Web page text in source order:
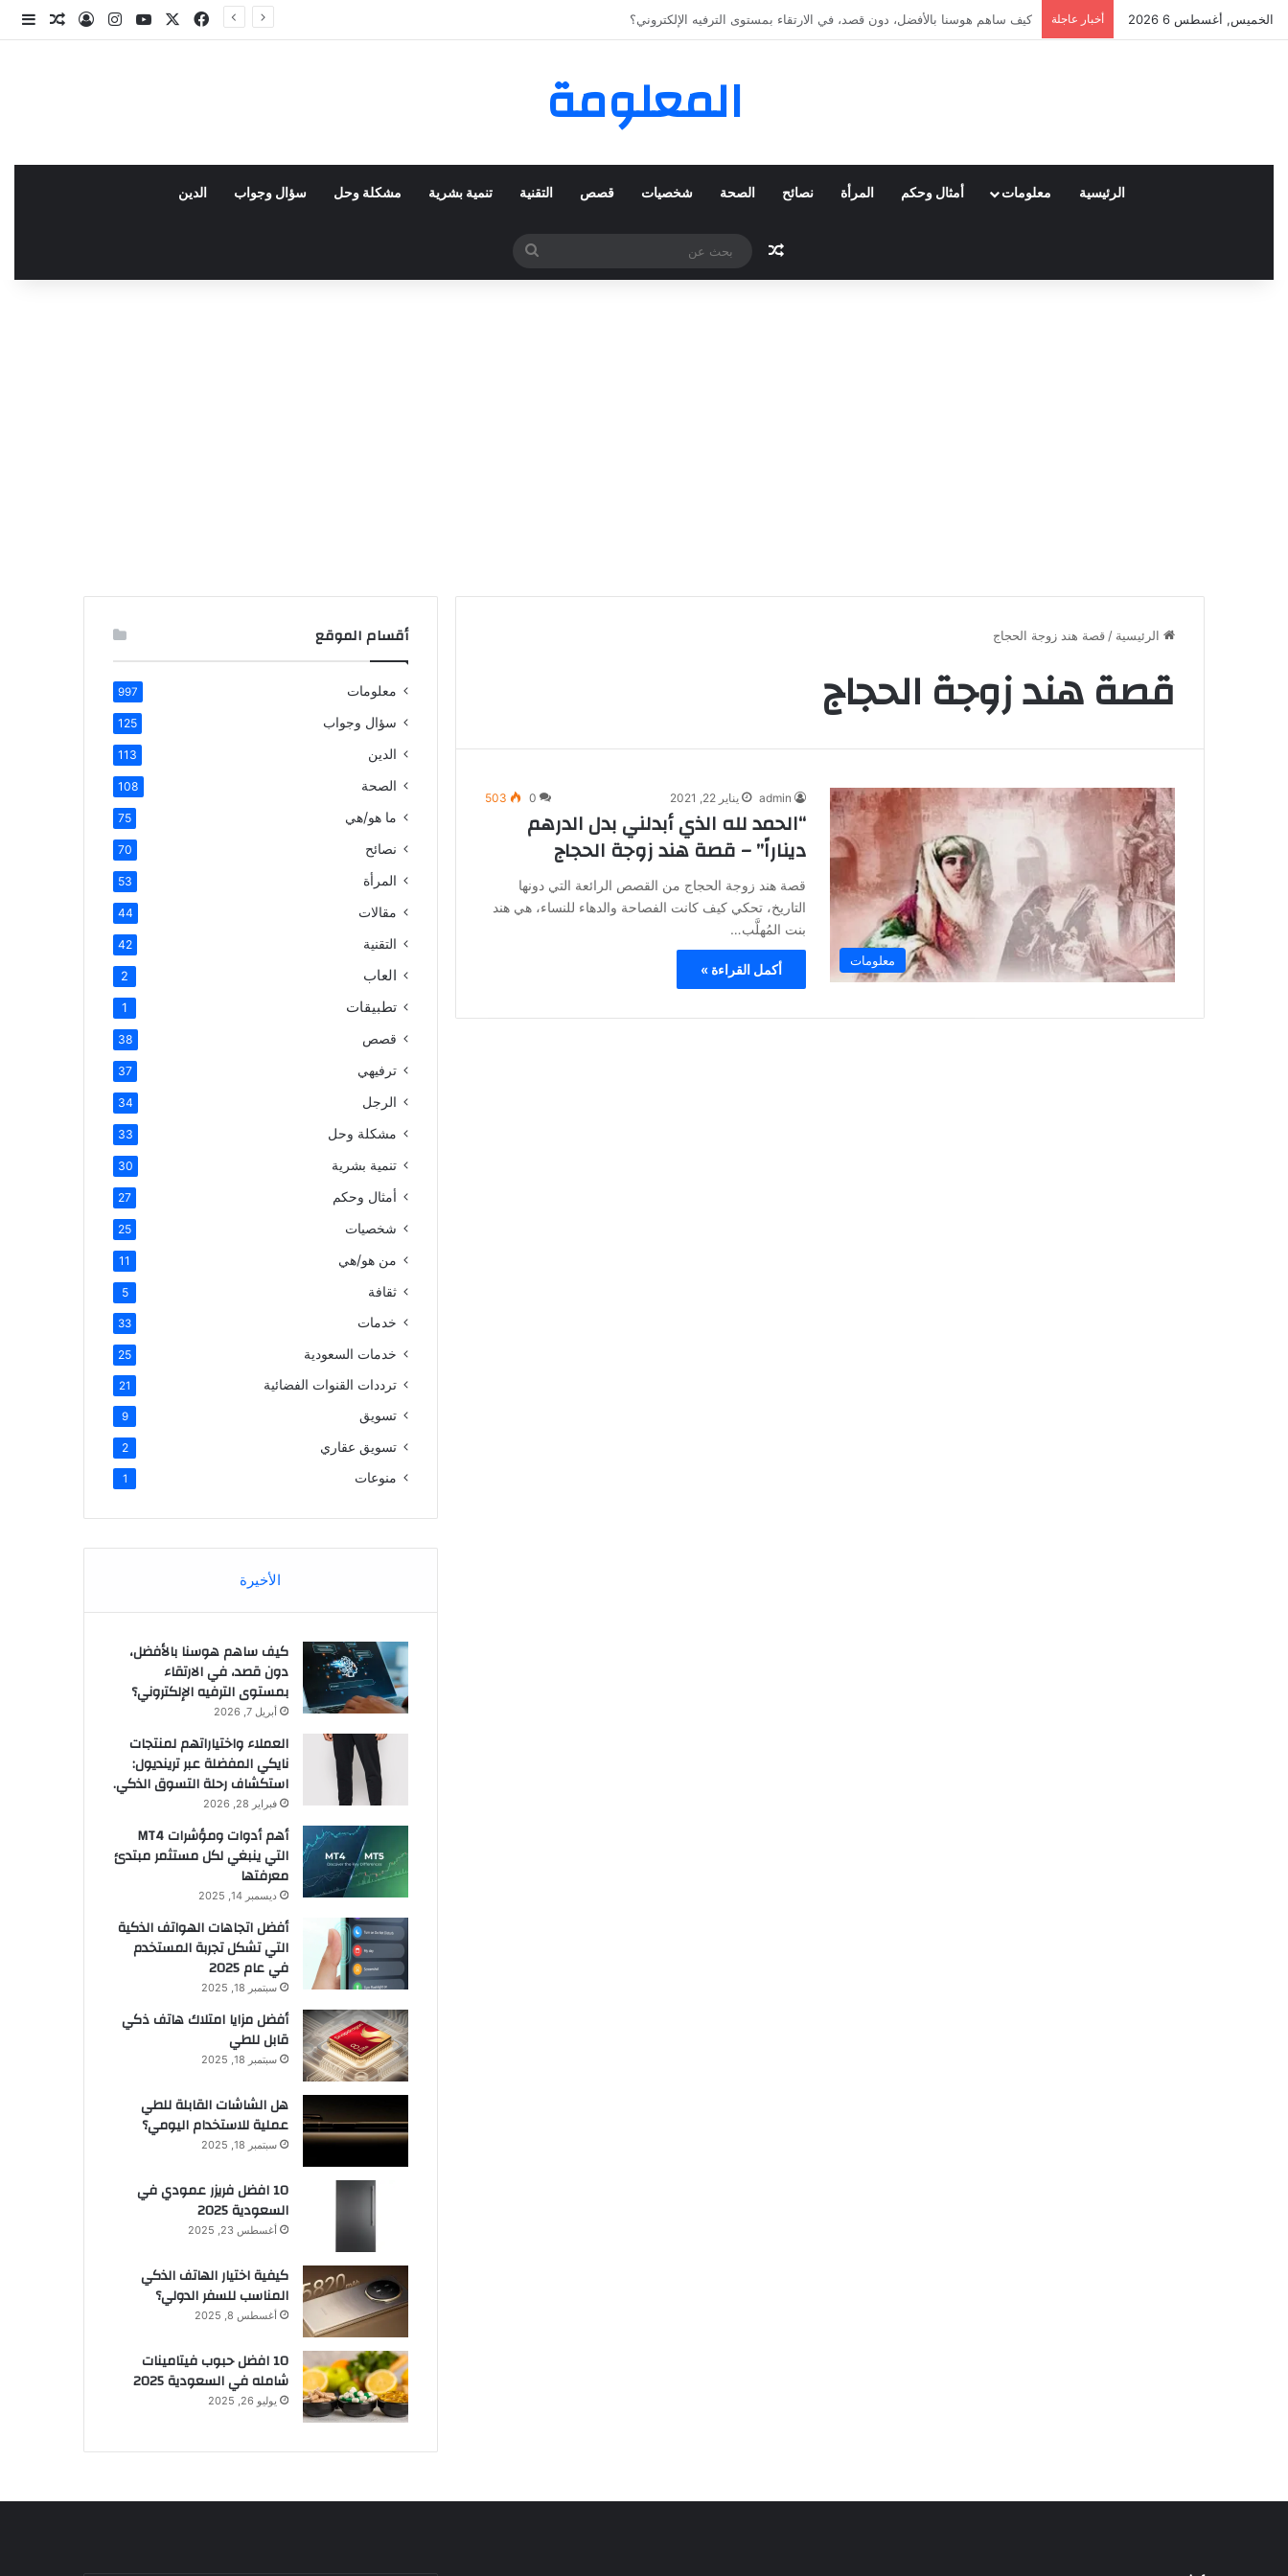
الخميس, أغسطس 6 2026 أخبار عاجلة العملاء واختياراتهم لمنتجات نايكي المفضلة عبر ترينديول: استكشاف رحلة التسوق الذكي. فيسبوك يوتيوبانستقرام
تسجيلمقال
المعلومة
الرئيسية معلومات أمثال وحكم المرأة نصائح الصحة شخصيات قصص التقنية تنمية بشرية مشكلة وحل سؤال وجواب الدين
مقال عشوائي
بحث
عن
الرئيسية / قصة هند زوجة الحجاج
قصة هند زوجة الحجاج
معلومات
admin يناير 22, 2021 0
503
“الحمد لله الذي أبدلني بدل الدرهم
ديناراً” – قصة هند زوجة الحجاج
قصة هند زوجة الحجاج من القصص الرائعة التي دونها
التاريخ، تحكي كيف كانت الفصاحة والدهاء للنساء، هي هند
بنت المُهلَّب…
أكمل القراءة »
أقسام الموقع
معلومات 997
سؤال وجواب 125
الدين 113
الصحة 108
ما هو/هي 75
نصائح 70
المرأة 53
مقالات 44
التقنية 42
العاب 2
تطبيقات 1
قصص 38
ترفيهي 37
الرجل 34
مشكلة وحل 33
تنمية بشرية 30
أمثال وحكم 27
شخصيات 25
من هو/هي 11
ثقافة 5
خدمات 33
خدمات السعودية 25
ترددات القنوات الفضائية 21
تسويق 9
تسويق عقاري 2
منوعات 1
الأخيرة
كيف ساهم هوسنا بالأفضل،
دون قصد، في الارتقاء
بمستوى الترفيه الإلكتروني؟
أبريل 7, 2026
العملاء واختياراتهم لمنتجات
نايكي المفضلة عبر ترينديول:
استكشاف رحلة التسوق الذكي.
فبراير 28, 2026
أهم أدوات ومؤشرات MT4
التي ينبغي لكل مستثمر مبتدئ
معرفتها
ديسمبر 14, 2025
أفضل اتجاهات الهواتف الذكية
التي تشكل تجربة المستخدم
في عام 2025
سبتمبر 18, 2025
أفضل مزايا امتلاك هاتف ذكي
قابل للطي
سبتمبر 18, 2025
هل الشاشات القابلة للطي
عملية للاستخدام اليومي؟
سبتمبر 18, 2025
10 افضل فريزر عمودي​ في
السعودية​ 2025
أغسطس 23, 2025
كيفية اختيار الهاتف الذكي
المناسب للسفر الدولي؟
أغسطس 8, 2025
10 افضل حبوب فيتامينات
شامله​ في السعودية 2025
يوليو 26, 2025